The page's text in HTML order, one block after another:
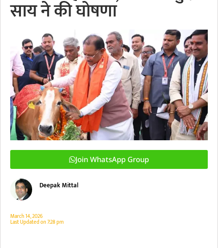
साय ने की घोषणा
Join WhatsApp Group
Deepak Mittal
March 14, 2026
Last Updated on7:28 pm